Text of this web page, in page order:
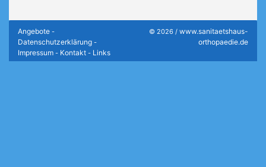
Angebote -
Datenschutzerklärung -
Impressum - Kontakt - Links
© 2026 / www.sanitaetshaus-
orthopaedie.de